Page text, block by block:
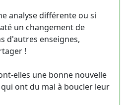
analyse différente ou si
un changement de
d'autres enseignes,
!
elles une bonne nouvelle
ont du mal à boucler leur